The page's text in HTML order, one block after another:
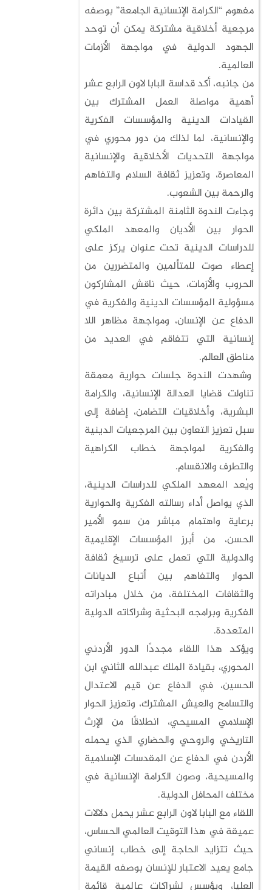
مفهوم “الكرامة الإنسانية الجامعة” بوصفه
مرجعية أخلاقية مشتركة يمكن أن توحد
الجهود الدولية في مواجهة الأزمات
العالمية.
من جانبه، أكد قداسة البابا لاون الرابع عشر
أهمية مواصلة العمل المشترك بين
القيادات الدينية والمؤسسات الفكرية
والإنسانية، لما لذلك من دور محوري في
مواجهة التحديات الأخلاقية والإنسانية
المعاصرة، وتعزيز ثقافة السلام والتفاهم
والرحمة بين الشعوب.
وجاءت الندوة الثامنة المشتركة بين دائرة
الحوار بين الأديان والمعهد الملكي
للدراسات الدينية تحت عنوان يركز على
إعطاء صوت للمتألمين والمتضررين من
الحروب والأزمات، حيث ناقش المشاركون
مسؤولية المؤسسات الدينية والفكرية في
الدفاع عن الإنسان، ومواجهة مظاهر اللا
إنسانية التي تتفاقم في العديد من
مناطق العالم.
وشهدت الندوة جلسات حوارية معمقة
تناولت قضايا العدالة الإنسانية، والكرامة
البشرية، وأخلاقيات التضامن، إضافة إلى
سبل تعزيز التعاون بين المرجعيات الدينية
والفكرية لمواجهة خطاب الكراهية
والتطرف والانقسام.
ويُعد المعهد الملكي للدراسات الدينية،
الذي يواصل أداء رسالته الفكرية والحوارية
برعاية واهتمام مباشر من سمو الأمير
الحسن، من أبرز المؤسسات الإقليمية
والدولية التي تعمل على ترسيخ ثقافة
الحوار والتفاهم بين أتباع الديانات
والثقافات المختلفة، من خلال مبادراته
الفكرية وبرامجه البحثية وشراكاته الدولية
المتعددة.
ويؤكد هذا اللقاء مجددًا الدور الأردني
المحوري، بقيادة الملك عبدالله الثاني ابن
الحسين، في الدفاع عن قيم الاعتدال
والتسامح والعيش المشترك، وتعزيز الحوار
الإسلامي المسيحي، انطلاقًا من الإرث
التاريخي والروحي والحضاري الذي يحمله
الأردن في الدفاع عن المقدسات الإسلامية
والمسيحية، وصون الكرامة الإنسانية في
مختلف المحافل الدولية.
اللقاء مع البابا لاون الرابع عشر يحمل دلالات
عميقة في هذا التوقيت العالمي الحساس،
حيث تتزايد الحاجة إلى خطاب إنساني
جامع يعيد الاعتبار للإنسان بوصفه القيمة
العليا، ويؤسس لشراكات عالمية قائمة